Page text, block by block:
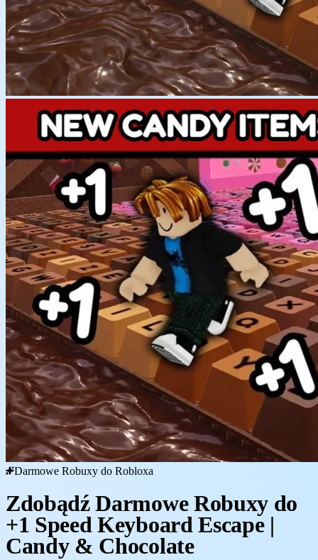
Darmowe Robuxy do Robloxa
Zdobądź Darmowe Robuxy do
+1 Speed Keyboard Escape |
Candy & Chocolate